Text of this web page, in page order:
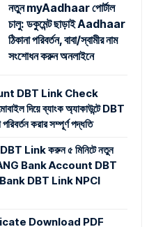
নতুন myAadhaar পোর্টাল
চালু: ডকুমেন্ট ছাড়াই Aadhaar
ঠিকানা পরিবর্তন, বাবা/স্বামীর নাম
সংশোধন করুন অনলাইনে
DBT Link Check
দিয়ে ব্যাংক অ্যাকাউন্টে DBT
করার সম্পূর্ণ পদ্ধতি
DBT Link করুন ৫ মিনিটে নতুন
Bank Account DBT
DBT Link NPCI
Download PDF